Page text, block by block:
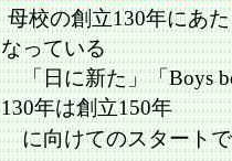
母校の創立130年にあ
なっている
「日に新た」「Boys
130年は創立150年
に向けてのスタート